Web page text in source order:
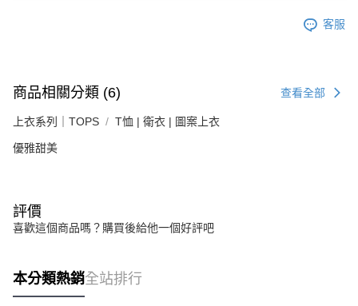
客服
商品相關分類 (6) 查看全部
上衣系列｜TOPS T恤 | 衛衣 | 圖案上衣
優雅甜美
評價
喜歡這個商品嗎？購買後給他一個好評吧
本分類熱銷全站排行